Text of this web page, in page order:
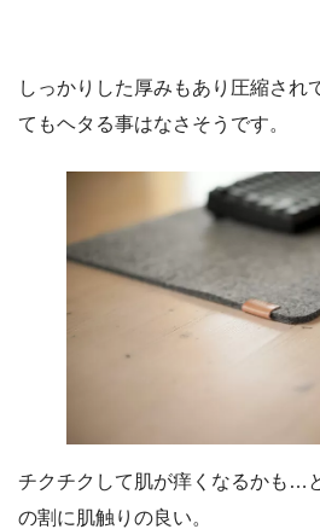
しっかりした厚みもあり圧縮され
てもヘタる事はなさそうです。
チクチクして肌が痒くなるかも…
の割に肌触りの良い。